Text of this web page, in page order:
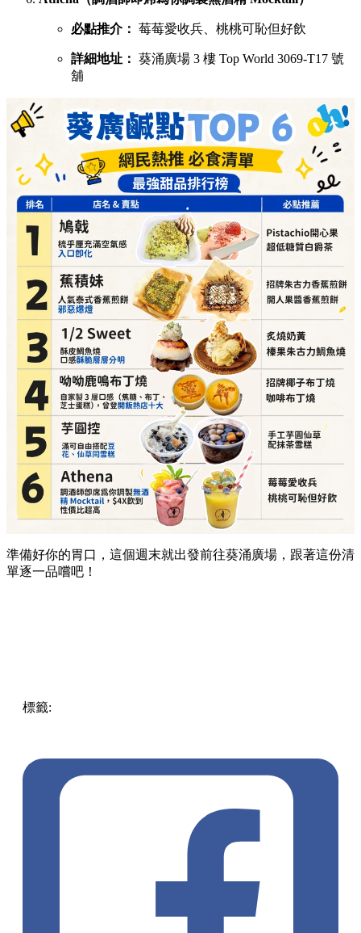
必點推介： 莓莓愛收兵、桃桃可恥但好飲
詳細地址： 葵涌廣場 3 樓 Top World 3069-T17 號
舖
準備好你的胃口，這個週末就出發前往葵涌廣場，跟著這份清
單逐一品嚐吧！
標籤: